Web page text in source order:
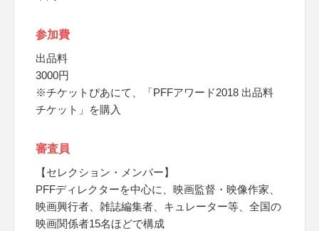
参加費
出品料
3000円
※チケットぴあにて、「PFFアワード2018 出品料
チケット」を購入
審査員
【セレクション・メンバー】
PFFディレクターを中心に、映画監督・映像作家、
映画興行者、雑誌編集者、キュレーター等、全国の
映画関係者15名ほどで構成